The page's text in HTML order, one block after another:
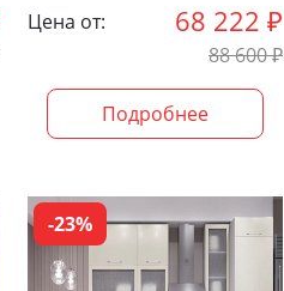
Цена от: 68 222 ₽
88 600₽
Подробнее
-23%